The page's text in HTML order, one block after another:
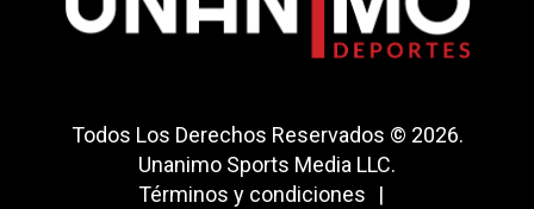
Todos Los Derechos Reservados © 2026.
Unanimo Sports Media LLC.
Términos y condiciones